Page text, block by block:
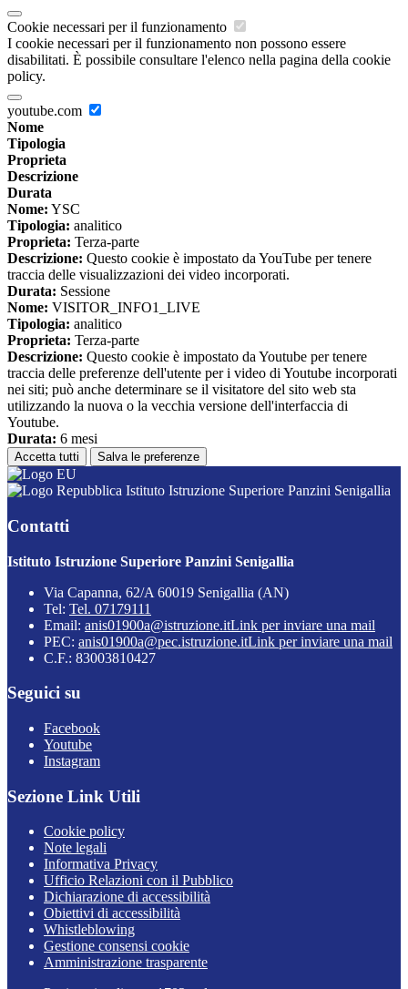
Cookie necessari per il funzionamento
I cookie necessari per il funzionamento non possono essere
disabilitati. È possibile consultare l'elenco nella pagina della cookie
policy.
youtube.com
Nome
Tipologia
Proprieta
Descrizione
Durata
Nome: YSC
Tipologia: analitico
Proprieta: Terza-parte
Descrizione: Questo cookie è impostato da YouTube per tenere
traccia delle visualizzazioni dei video incorporati.
Durata: Sessione
Nome: VISITOR_INFO1_LIVE
Tipologia: analitico
Proprieta: Terza-parte
Descrizione: Questo cookie è impostato da Youtube per tenere
traccia delle preferenze dell'utente per i video di Youtube incorporati
nei siti; può anche determinare se il visitatore del sito web sta
utilizzando la nuova o la vecchia versione dell'interfaccia di
Youtube.
Durata: 6 mesi
Accetta tutti Salva le preferenze
Istituto Istruzione Superiore Panzini Senigallia
Contatti
Istituto Istruzione Superiore Panzini Senigallia
Via Capanna, 62/A 60019 Senigallia (AN)
Tel: Tel. 07179111
Email: anis01900a@istruzione.itLink per inviare una mail
PEC: anis01900a@pec.istruzione.itLink per inviare una mail
C.F.: 83003810427
Seguici su
Facebook
Youtube
Instagram
Sezione Link Utili
Cookie policy
Note legali
Informativa Privacy
Ufficio Relazioni con il Pubblico
Dichiarazione di accessibilità
Obiettivi di accessibilità
Whistleblowing
Gestione consensi cookie
Amministrazione trasparente